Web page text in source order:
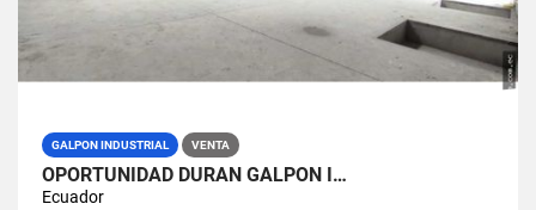
GALPON INDUSTRIAL VENTA
OPORTUNIDAD DURAN GALPON I…
Ecuador